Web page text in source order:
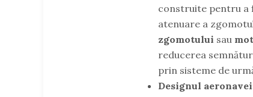
construite pentru a
atenuare a
zgomotului sau
reducerea
prin sisteme de
Designul aeronavei